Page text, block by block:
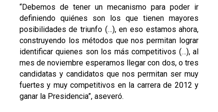
“Debemos de tener un mecanismo para poder ir
definiendo quiénes son los que tienen mayores
posibilidades de triunfo (…), en eso estamos ahora,
construyendo los métodos que nos permitan lograr
identificar quienes son los más competitivos (…), al
mes de noviembre esperamos llegar con dos, o tres
candidatas y candidatos que nos permitan ser muy
fuertes y muy competitivos en la carrera de 2012 y
ganar la Presidencia”, aseveró.